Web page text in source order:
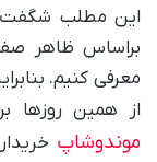
این مطلب شگفت
براساس ظاهر
معرفی کنیم.
از همین روزها
موندوشاپ